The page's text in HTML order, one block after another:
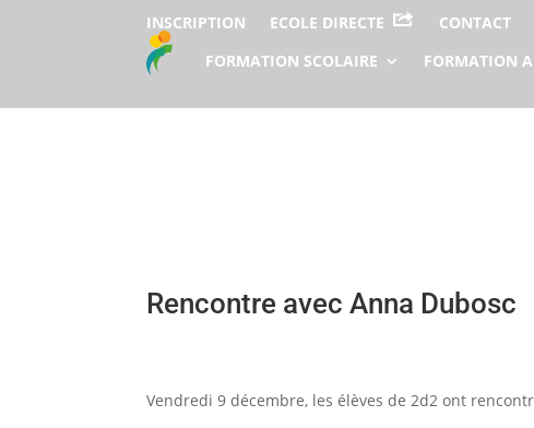
INSCRIPTION ECOLE DIRECTE
CONTACT
FORMATION SCOLAIRE
FORMATION
Rencontre avec Anna Dubosc
Vendredi 9 décembre, les élèves de 2d2 ont